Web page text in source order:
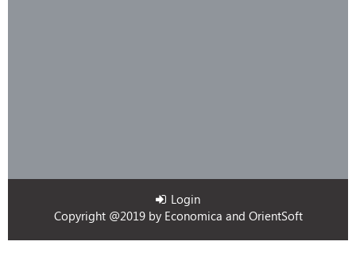
Login
Copyright @2019 by Economica and OrientSoft